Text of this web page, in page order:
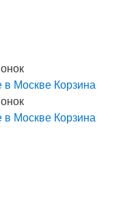
в Москве Корзина
в Москве Корзина